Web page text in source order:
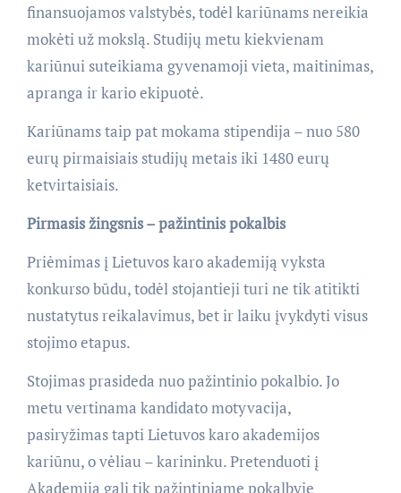
finansuojamos valstybės, todėl kariūnams nereikia
mokėti už mokslą. Studijų metu kiekvienam
kariūnui suteikiama gyvenamoji vieta, maitinimas,
apranga ir kario ekipuotė.
Kariūnams taip pat mokama stipendija – nuo 580
eurų pirmaisiais studijų metais iki 1480 eurų
ketvirtaisiais.
Pirmasis žingsnis – pažintinis pokalbis
Priėmimas į Lietuvos karo akademiją vyksta
konkurso būdu, todėl stojantieji turi ne tik atitikti
nustatytus reikalavimus, bet ir laiku įvykdyti visus
stojimo etapus.
Stojimas prasideda nuo pažintinio pokalbio. Jo
metu vertinama kandidato motyvacija,
pasiryžimas tapti Lietuvos karo akademijos
kariūnu, o vėliau – karininku. Pretenduoti į
Akademiją gali tik pažintiniame pokalbyje